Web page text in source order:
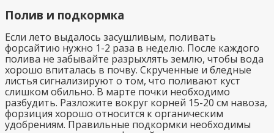
Полив и подкормка
Если лето выдалось засушливым, поливать
форсайтию нужно 1-2 раза в неделю. После каждого
полива не забывайте разрыхлять землю, чтобы вода
хорошо впиталась в почву. Скрученные и бледные
листья сигнализируют о том, что поливают куст
слишком обильно. В марте почки необходимо
разбудить. Разложите вокруг корней 15-20 см навоза,
форзиция хорошо относится к органическим
удобрениям. Правильные подкормки необходимы